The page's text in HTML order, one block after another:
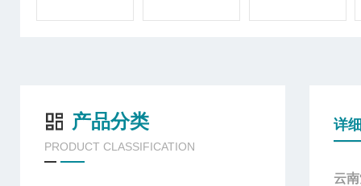
产品分类
PRODUCT CLASSIFICATION
详
云